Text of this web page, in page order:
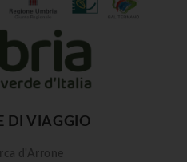
DI VIAGGIO
d'Arrone